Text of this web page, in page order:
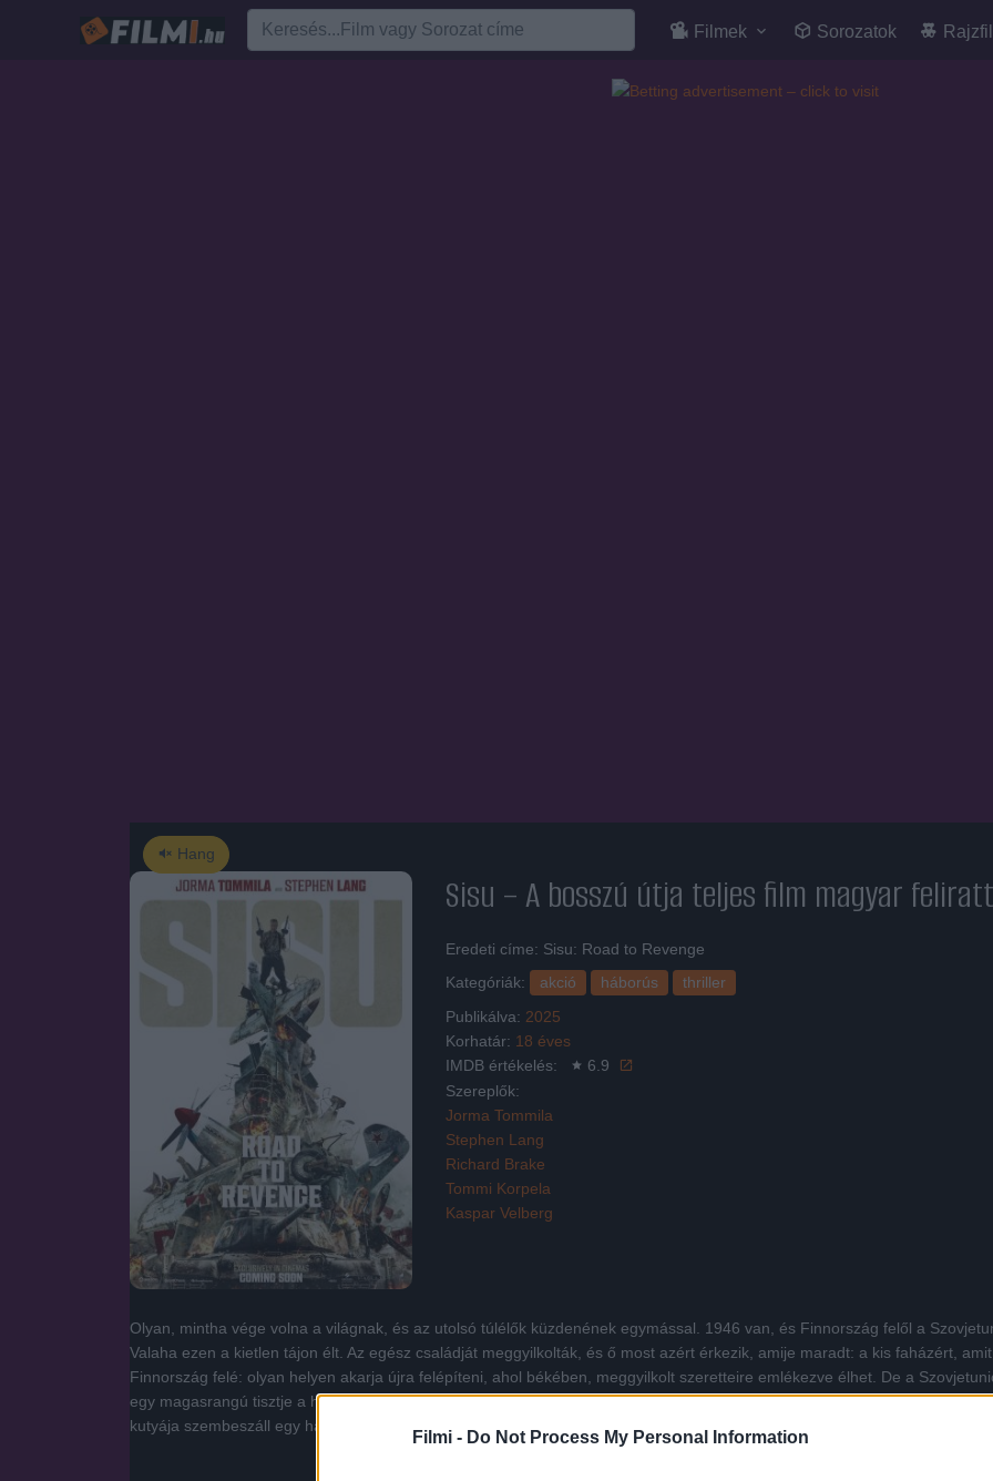
Filmi - Do Not Process My Personal Information
Filmek Sorozatok
Hang
Sisu – A bosszú útja teljes film magyar
Eredeti címe: Sisu: Road to Revenge
Kategóriák:
akció háborús
thriller
Publikálva: 2025
Korhatár: 18 éves
IMDB értékelés:
6.9
Szereplők:
Jorma Tommila
Stephen Lang
Richard Brake
Tommi Korpela
Kaspar Velberg
Olyan, mintha vége volna a világnak, és az utolsó túlélők küzdenének egymással. 1946 van, és Finnország felől a
Valaha ezen a kietlen tájon élt. Az egész családját meggyilkolták, és ő most azért érkezik, amije maradt: a kis faházért,
Finnország felé: olyan helyen akarja újra felépíteni, ahol békében, meggyilkolt szeretteire emlékezve élhet. De a
egy magasrangú tisztje a hallgatag férfi után küldi az egyik legjobb emberét (Stephen Lang) – ő a felelős a jövevény
kutyája szembeszáll egy hadsereggel: és hiába próbálnak százféleképpen, kegyetlenül végezni vele, nem hajlandó